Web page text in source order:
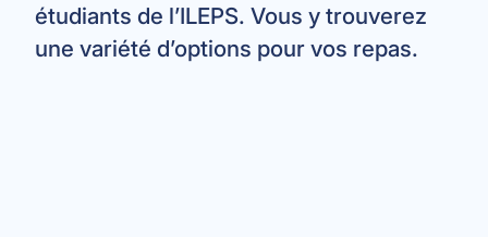
étudiants de l’ILEPS. Vous y trouverez
une variété d’options pour vos repas.